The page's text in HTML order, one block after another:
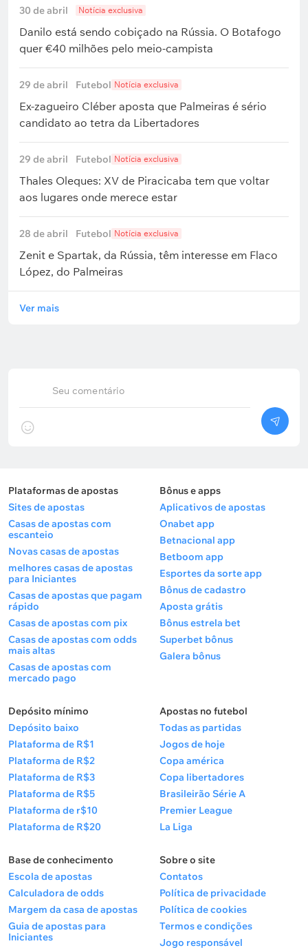
30 de abril Notícia exclusiva
Danilo está sendo cobiçado na Rússia. O Botafogo
quer €40 milhões pelo meio-campista
29 de abril Futebol Notícia exclusiva
Ex-zagueiro Cléber aposta que Palmeiras é sério
candidato ao tetra da Libertadores
29 de abril Futebol Notícia exclusiva
Thales Oleques: XV de Piracicaba tem que voltar
aos lugares onde merece estar
28 de abril Futebol Notícia exclusiva
Zenit e Spartak, da Rússia, têm interesse em Flaco
López, do Palmeiras
Ver mais
Seu comentário
Plataformas de apostas
Sites de apostas
Casas de apostas com
escanteio
Novas casas de apostas
melhores casas de apostas
para Iniciantes
Casas de apostas que pagam
rápido
Casas de apostas com pix
Casas de apostas com odds
mais altas
Casas de apostas com
mercado pago
Bônus e apps
Aplicativos de apostas
Onabet app
Betnacional app
Betboom app
Esportes da sorte app
Bônus de cadastro
Aposta grátis
Bônus estrela bet
Superbet bônus
Galera bônus
Depósito mínimo
Depósito baixo
Plataforma de R$1
Plataforma de R$2
Plataforma de R$3
Plataforma de R$5
Plataforma de r$10
Plataforma de R$20
Apostas no futebol
Todas as partidas
Jogos de hoje
Copa américa
Copa libertadores
Brasileirão Série A
Premier League
La Liga
Base de conhecimento
Escola de apostas
Calculadora de odds
Margem da casa de apostas
Guia de apostas para
Iniciantes
Sobre o site
Contatos
Política de privacidade
Política de cookies
Termos e condições
Jogo responsável